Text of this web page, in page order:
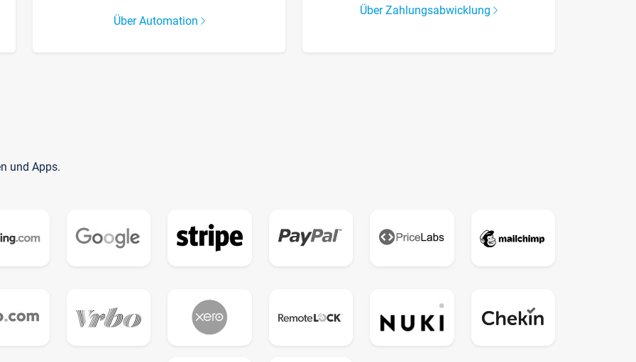
Über Automation
Über Zahlungsabwicklung
und Apps.